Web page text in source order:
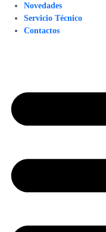
Novedades
Servicio Técnico
Contactos